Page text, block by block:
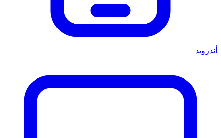
أندرويد